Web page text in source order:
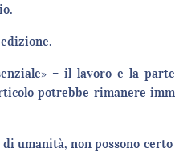
– il lavoro e la
potrebbe rimanere
umanità, non possono